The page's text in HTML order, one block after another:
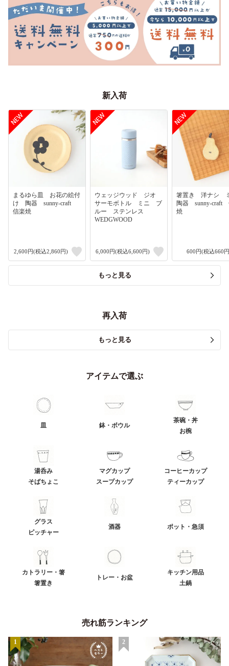
新入荷
まるゆら皿 お花の絵付
け 陶器 sunny-craft
信楽焼
2,600円(税込2,860円)
ウェッジウッド ジオ
サーモボトル ミニ ブ
ルー ステンレス
WEDGWOOD
6,000円(税込6,600円)
箸置き 洋ナシ
陶器 sunny-craft
焼
600円(税込660
もっと見る
再入荷
もっと見る
アイテムで選ぶ
皿 鉢・ボウル
茶碗・丼
お椀
湯呑み
そばちょこ
マグカップ
スープカップ
コーヒーカップ
ティーカップ
グラス
ピッチャー
酒器 ポット・急須
カトラリー・箸
箸置き
トレー・お盆
キッチン用品
土鍋
売れ筋ランキング
1 2